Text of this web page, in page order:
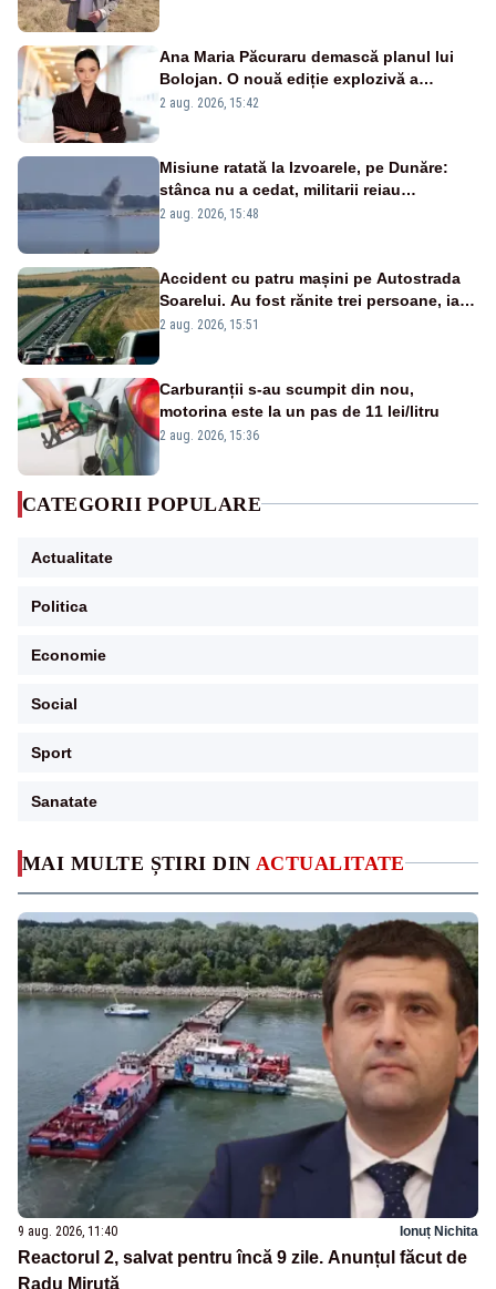
MAI MULTE ȘTIRI DIN ACTUALITATE
9 aug. 2026, 11:40 Ionuț Nichita
Reactorul 2, salvat pentru încă 9 zile. Anunțul făcut de
Radu Miruță
Ana Maria Păcuraru demască planul lui
Bolojan. O nouă ediție explozivă a
emisiunii „Miza Zilei” la Realitatea PLUS
2 aug. 2026, 15:42
Misiune ratată la Izvoarele, pe Dunăre:
stânca nu a cedat, militarii reiau
detonările luni – VIDEO
2 aug. 2026, 15:48
Accident cu patru mașini pe Autostrada
Soarelui. Au fost rănite trei persoane, iar
traficul se desfășoară cu dificultate
2 aug. 2026, 15:51
Carburanții s-au scumpit din nou,
motorina este la un pas de 11 lei/litru
2 aug. 2026, 15:36
CATEGORII POPULARE
Actualitate
Politica
Economie
Social
Sport
Sanatate